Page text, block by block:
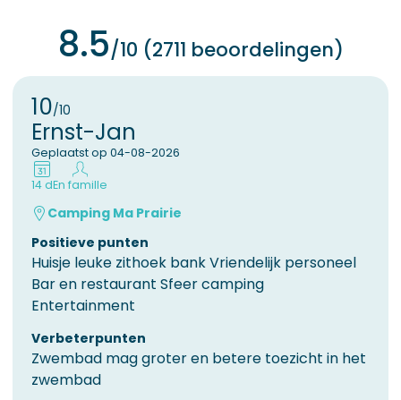
8.5/10 (2711 beoordelingen)
10/10
Ernst-Jan
Geplaatst op 04-08-2026
14 dEn famille
Camping Ma Prairie
Positieve punten
Huisje leuke zithoek bank Vriendelijk personeel
Bar en restaurant Sfeer camping
Entertainment
Verbeterpunten
Zwembad mag groter en betere toezicht in het
zwembad